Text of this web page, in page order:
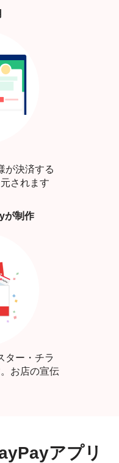
が決済する
されます
が制作
ター・チラ
お店の宣伝
アプリ